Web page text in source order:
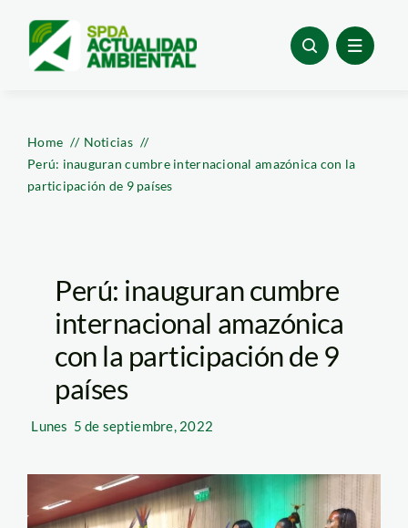
content
Home
Noticias
Perú: inauguran cumbre internacional amazónica con la
participación de 9 países
Perú: inauguran cumbre
internacional amazónica
con la participación de 9
países
Lunes 5 de septiembre, 2022